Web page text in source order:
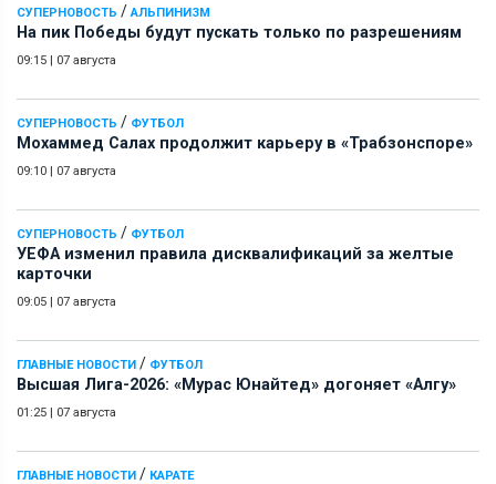
СУПЕРНОВОСТЬ / АЛЬПИНИЗМ
На пик Победы будут пускать только по разрешениям
09:15 | 07 августа
СУПЕРНОВОСТЬ / ФУТБОЛ
Мохаммед Салах продолжит карьеру в «Трабзонспоре»
09:10 | 07 августа
СУПЕРНОВОСТЬ / ФУТБОЛ
УЕФА изменил правила дисквалификаций за желтые
карточки
09:05 | 07 августа
ГЛАВНЫЕ НОВОСТИ / ФУТБОЛ
Высшая Лига-2026: «Мурас Юнайтед» догоняет «Алгу»
01:25 | 07 августа
ГЛАВНЫЕ НОВОСТИ / КАРАТЕ